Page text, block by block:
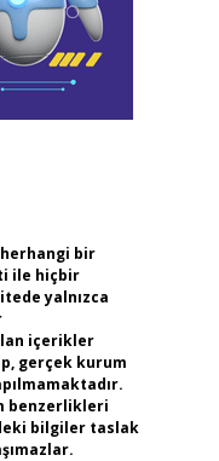
bir
ile hiçbir
yalnızca
içerikler
gerçek kurum
benzerlikleri
bilgiler taslak